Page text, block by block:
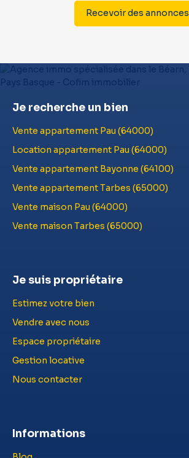
Recevoir des annonces
Je recherche un bien
Vente appartement Pau (64000)
Location appartement Pau (64000)
Vente appartement Bayonne (64100)
Vente appartement Tarbes (65000)
Vente maison Pau (64000)
Vente maison Tarbes (65000)
Je suis propriétaire
Estimez votre bien
Vendre avec nous
Espace propriétaire
Gestion locative
Nous contacter
Informations